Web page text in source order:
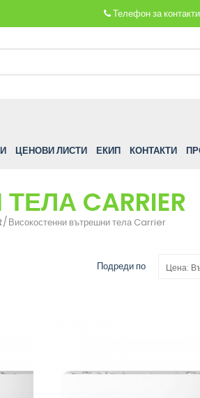
Телефон за
ЦЕНОВИ ЛИСТИ ЕКИП КОНТАКТИ
CARRIER
Високостенни вътрешни тела Carrier
Подреди по Цена: